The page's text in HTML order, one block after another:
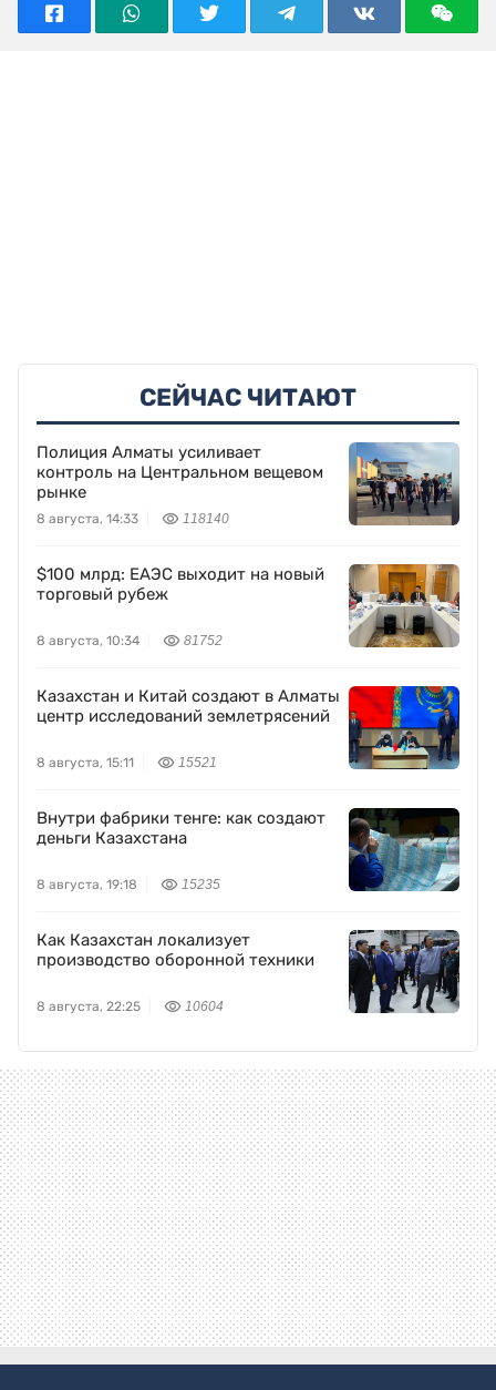
СЕЙЧАС ЧИТАЮТ
Полиция Алматы усиливает
контроль на Центральном вещевом
рынке
8 августа, 14:33 118140
$100 млрд: ЕАЭС выходит на новый
торговый рубеж
8 августа, 10:34 81752
Казахстан и Китай создают в Алматы
центр исследований землетрясений
8 августа, 15:11 15521
Внутри фабрики тенге: как создают
деньги Казахстана
8 августа, 19:18 15235
Как Казахстан локализует
производство оборонной техники
8 августа, 22:25 10604